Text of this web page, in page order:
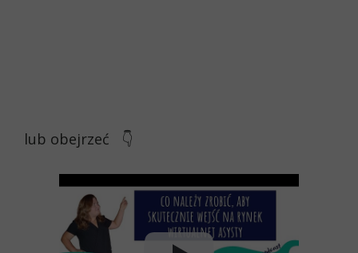
lub obejrzeć 👇